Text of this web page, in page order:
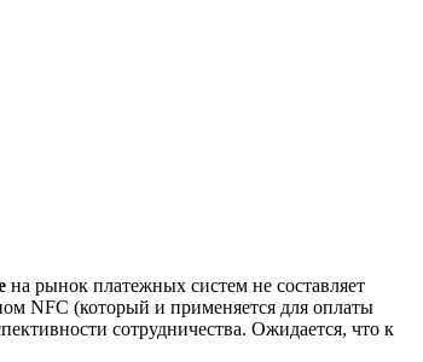
на рынок платежных систем не составляет
NFC (который и применяется для оплаты
сотрудничества. Ожидается, что к